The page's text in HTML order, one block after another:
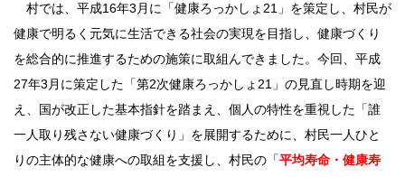
村では、平成16年3月に「健康ろっかしょ21」を策定し、村民が
健康で明るく元気に生活できる社会の実現を目指し、健康づくり
を総合的に推進するための施策に取組んできました。今回、平成
27年3月に策定した「第2次健康ろっかしょ21」の見直し時期を迎
え、国が改正した基本指針を踏まえ、個人の特性を重視した「誰
一人取り残さない健康づくり」を展開するために、村民一人ひと
りの主体的な健康への取組を支援し、村民の「平均寿命・健康寿